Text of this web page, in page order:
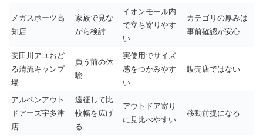
メガスポーツ高
知店
家族で見な
がら検討
イオンモール内
で立ち寄りやす
い
カテゴリの厚みは
事前確認が安心
安田川アユおど
る清流キャンプ
場
買う前の体
験
実使用でサイズ
感をつかみやす
い
販売店ではない
アルペンアウト
ドアーズ宇多津
店
遠征して比
較幅を広げ
る
アウトドア寄り
に見比べやすい
移動前提になる